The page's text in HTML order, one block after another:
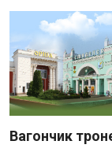
Вагончик